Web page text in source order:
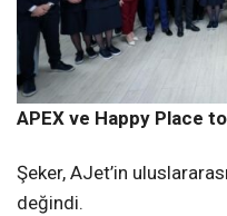
APEX ve Happy Place to
Şeker, AJet’in
değindi.